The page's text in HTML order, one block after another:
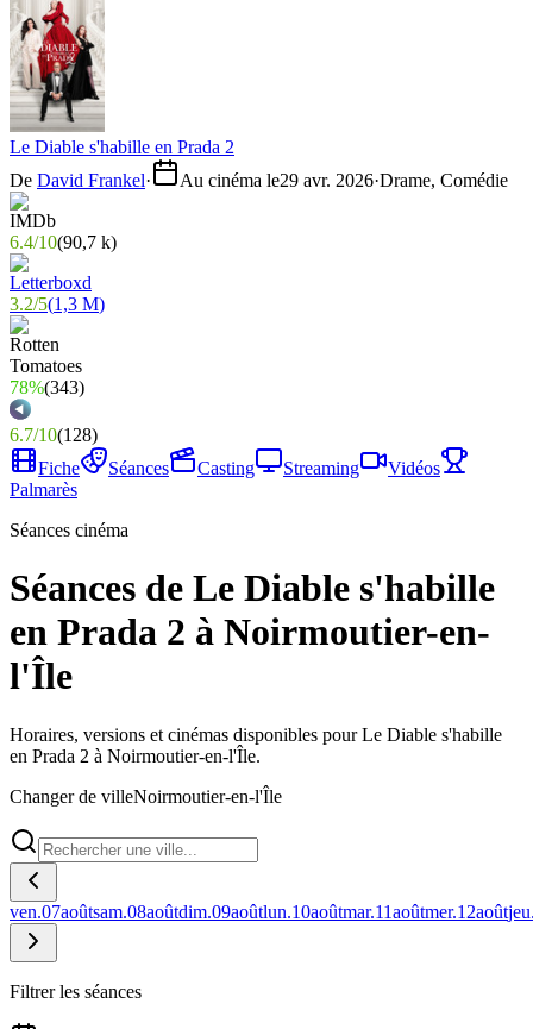
Le Diable s'habille en Prada 2
De David Frankel· Au cinéma le29 avr. 2026·Drame, Comédie
6.4/10(90,7 k)
3.2/5(1,3 M)
78%(343)
6.7/10(128)
Fiche
Séances Casting Streaming
Vidéos
Palmarès
Séances cinéma
Séances de Le Diable s'habille
en Prada 2 à Noirmoutier-en-
l'Île
Horaires, versions et cinémas disponibles pour Le Diable s'habille
en Prada 2 à Noirmoutier-en-l'Île.
Changer de villeNoirmoutier-en-l'Île
ven.07aoûtsam.08aoûtdim.09aoûtlun.10aoûtmar.11aoûtmer.12août
Filtrer les séances